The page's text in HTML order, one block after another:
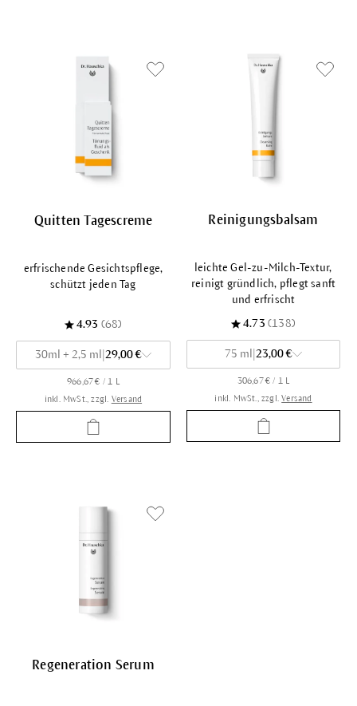
Quitten Tagescreme
erfrischende Gesichtspflege,
schützt jeden Tag
4.93 (68)
30ml + 2,5 ml |29,00 €
966,67 € / 1 L
inkl. MwSt., zzgl. Versand
Reinigungsbalsam
leichte Gel-zu-Milch-Textur,
reinigt gründlich, pflegt sanft
und erfrischt
4.73 (138)
75 ml |23,00 €
306,67 € / 1 L
inkl. MwSt., zzgl.Versand
Regeneration Serum